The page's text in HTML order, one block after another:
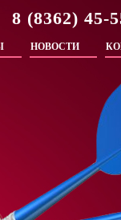
(8362) 45-
НОВОСТИ